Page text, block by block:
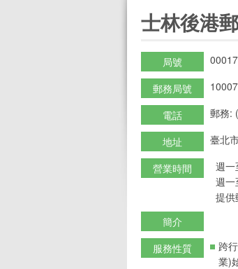
士林後港
局號
郵務局號
電話 郵務:
地址 臺北
營業時間
週一
週一
提供
簡介
服務性質
跨
業)